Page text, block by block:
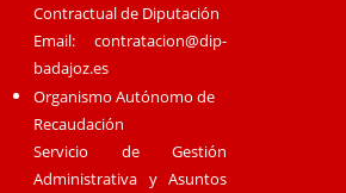
Contractual de Diputación
Email:contratacion@dip-
badajoz.es
Organismo Autónomo de
Recaudación
Servicio de Gestión
Administrativa y Asuntos